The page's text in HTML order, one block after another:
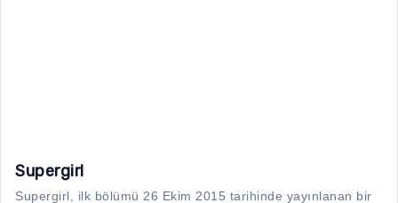
Supergirl
Supergirl, ilk bölümü 26 Ekim 2015 tarihinde yayınlanan bir